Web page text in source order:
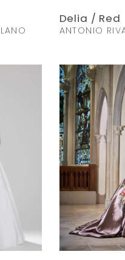
Delia / Red
ANTONIO